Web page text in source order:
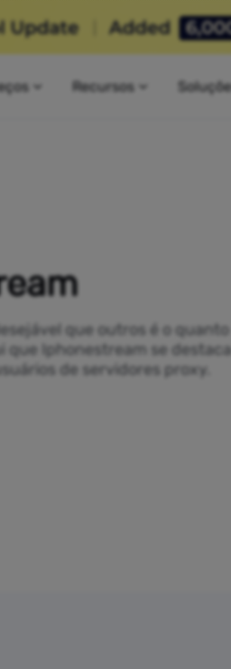
Recursos
que outros é o quanto
que Iphonestream se destaca
de servidores proxy.